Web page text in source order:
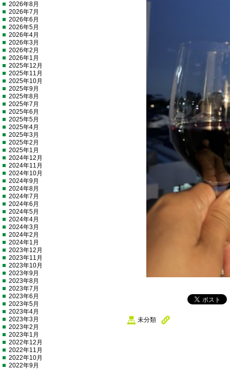
未分類
2026年8月
2026年7月
2026年6月
2026年5月
2026年4月
2026年3月
2026年2月
2026年1月
2025年12月
2025年11月
2025年10月
2025年9月
2025年8月
2025年7月
2025年6月
2025年5月
2025年4月
2025年3月
2025年2月
2025年1月
2024年12月
2024年11月
2024年10月
2024年9月
2024年8月
2024年7月
2024年6月
2024年5月
2024年4月
2024年3月
2024年2月
2024年1月
2023年12月
2023年11月
2023年10月
2023年9月
2023年8月
2023年7月
2023年6月
2023年5月
2023年4月
2023年3月
2023年2月
2023年1月
2022年12月
2022年11月
2022年10月
2022年9月